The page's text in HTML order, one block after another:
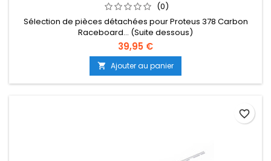
(0)
Sélection de pièces détachées pour Proteus 378 Carbon
Raceboard... (Suite dessous)
39,95 €
 Ajouter au panier
favorite_border